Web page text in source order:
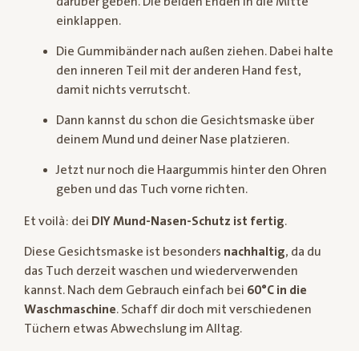
einklappen.
Die Gummibänder nach außen ziehen. Dabei halte
den inneren Teil mit der anderen Hand fest,
damit nichts verrutscht.
Dann kannst du schon die Gesichtsmaske über
deinem Mund und deiner Nase platzieren.
Jetzt nur noch die Haargummis hinter den Ohren
geben und das Tuch vorne richten.
Et voilà: dei DIY Mund-Nasen-Schutz ist fertig.
Diese Gesichtsmaske ist besonders nachhaltig, da du
das Tuch derzeit waschen und wiederverwenden
kannst. Nach dem Gebrauch einfach bei 60°C in die
Waschmaschine. Schaff dir doch mit verschiedenen
Tüchern etwas Abwechslung im Alltag.